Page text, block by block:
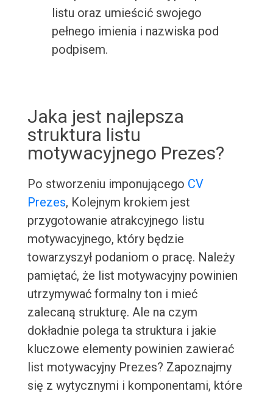
listu oraz umieścić swojego
pełnego imienia i nazwiska pod
podpisem.
Jaka jest najlepsza
struktura listu
motywacyjnego Prezes?
Po stworzeniu imponującego CV
Prezes, Kolejnym krokiem jest
przygotowanie atrakcyjnego listu
motywacyjnego, który będzie
towarzyszył podaniom o pracę. Należy
pamiętać, że list motywacyjny powinien
utrzymywać formalny ton i mieć
zalecaną strukturę. Ale na czym
dokładnie polega ta struktura i jakie
kluczowe elementy powinien zawierać
list motywacyjny Prezes? Zapoznajmy
się z wytycznymi i komponentami, które